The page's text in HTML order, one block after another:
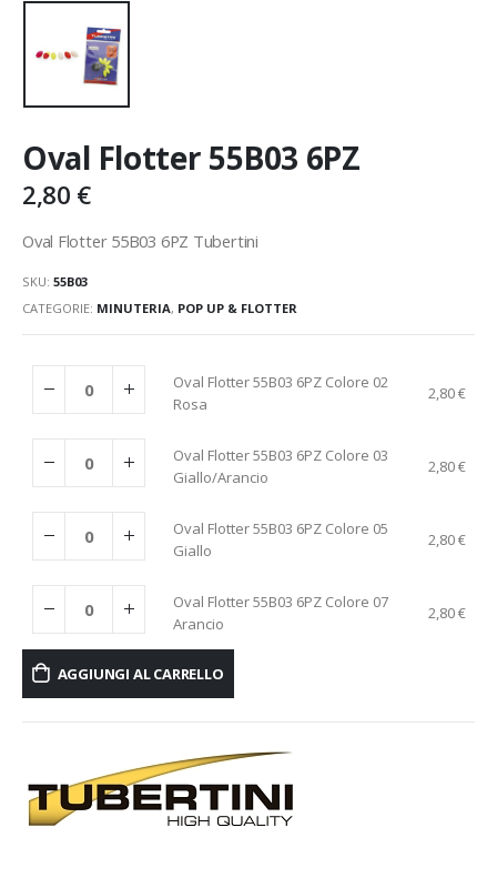
Oval Flotter 55B03 6PZ
2,80 €
Oval Flotter 55B03 6PZ Tubertini
SKU: 55B03
CATEGORIE: MINUTERIA, POP UP & FLOTTER
Oval Flotter 55B03 6PZ Colore 02
Rosa
2,80€
Oval Flotter 55B03 6PZ Colore 03
Giallo/Arancio
2,80€
Oval Flotter 55B03 6PZ Colore 05
Giallo
2,80€
Oval Flotter 55B03 6PZ Colore 07
Arancio
2,80€
AGGIUNGI AL CARRELLO